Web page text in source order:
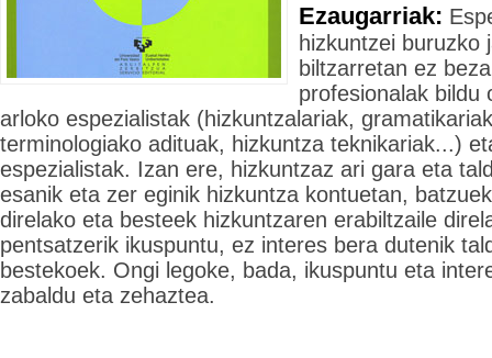
Ezaugarriak:
hizkuntzei buruzko
biltzarretan ez
profesionalak bildu
arloko espezialistak (hizkuntzalariak,
terminologiako adituak, hizkuntza teknikariak...)
espezialistak. Izan ere, hizkuntzaz ari gara eta
esanik eta zer eginik hizkuntza kontuetan,
direlako eta besteek hizkuntzaren erabiltzaile
pentsatzerik ikuspuntu, ez interes bera dutenik
bestekoek. Ongi legoke, bada, ikuspuntu eta
zabaldu eta zehaztea.